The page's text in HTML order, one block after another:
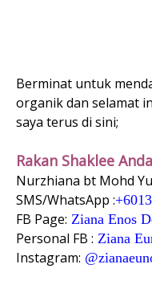
Berminat untuk
organik dan selamat
saya terus di sini;
Rakan Shaklee
Nurzhiana bt Mohd
SMS/WhatsApp :
FB Page: Ziana Enos
Personal FB : Ziana
Instagram: